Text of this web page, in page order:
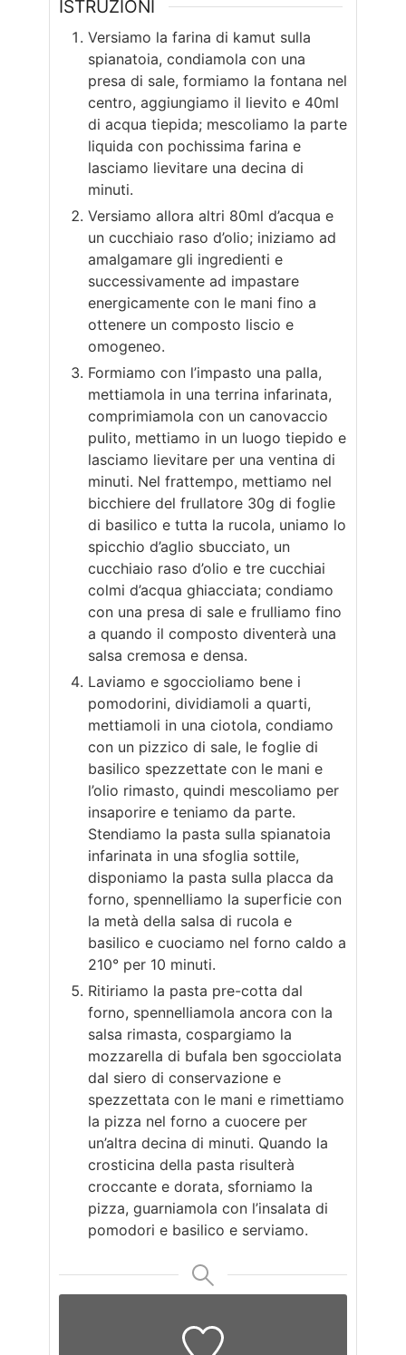
ISTRUZIONI
Versiamo la farina di kamut sulla
spianatoia, condiamola con una
presa di sale, formiamo la fontana nel
centro, aggiungiamo il lievito e 40ml
di acqua tiepida; mescoliamo la parte
liquida con pochissima farina e
lasciamo lievitare una decina di
minuti.
Versiamo allora altri 80ml d’acqua e
un cucchiaio raso d’olio; iniziamo ad
amalgamare gli ingredienti e
successivamente ad impastare
energicamente con le mani fino a
ottenere un composto liscio e
omogeneo.
Formiamo con l’impasto una palla,
mettiamola in una terrina infarinata,
comprimiamola con un canovaccio
pulito, mettiamo in un luogo tiepido e
lasciamo lievitare per una ventina di
minuti. Nel frattempo, mettiamo nel
bicchiere del frullatore 30g di foglie
di basilico e tutta la rucola, uniamo lo
spicchio d’aglio sbucciato, un
cucchiaio raso d’olio e tre cucchiai
colmi d’acqua ghiacciata; condiamo
con una presa di sale e frulliamo fino
a quando il composto diventerà una
salsa cremosa e densa.
Laviamo e sgoccioliamo bene i
pomodorini, dividiamoli a quarti,
mettiamoli in una ciotola, condiamo
con un pizzico di sale, le foglie di
basilico spezzettate con le mani e
l’olio rimasto, quindi mescoliamo per
insaporire e teniamo da parte.
Stendiamo la pasta sulla spianatoia
infarinata in una sfoglia sottile,
disponiamo la pasta sulla placca da
forno, spennelliamo la superficie con
la metà della salsa di rucola e
basilico e cuociamo nel forno caldo a
210° per 10 minuti.
Ritiriamo la pasta pre-cotta dal
forno, spennelliamola ancora con la
salsa rimasta, cospargiamo la
mozzarella di bufala ben sgocciolata
dal siero di conservazione e
spezzettata con le mani e rimettiamo
la pizza nel forno a cuocere per
un’altra decina di minuti. Quando la
crosticina della pasta risulterà
croccante e dorata, sforniamo la
pizza, guarniamola con l’insalata di
pomodori e basilico e serviamo.